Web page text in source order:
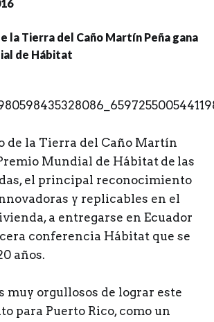
de la Tierra del Caño Martín
Mundial de Hábitat de las
el principal reconocimiento
y replicables en el
a entregarse en Ecuador
conferencia Hábitat que se
años.
muy orgullosos de lograr este
para Puerto Rico, como un